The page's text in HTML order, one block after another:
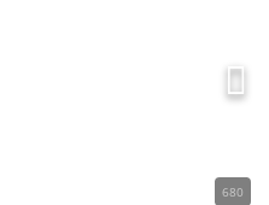
680